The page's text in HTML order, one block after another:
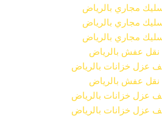
مجاري بالرياض
مجاري بالرياض
مجاري بالرياض
عفش بالرياض
عزل خزانات بالرياض
عفش بالرياض
عزل خزانات بالرياض
عزل خزانات بالرياض